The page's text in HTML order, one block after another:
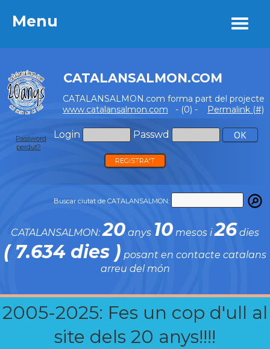
Menu
CATALANSALMON.COM
CATALANSALMON.com forma part del projecte
www.catalansalmon.com - (0) - Permalink (#)
Login Passwd
Password
perdut?
REGISTRA'T
Buscar ciutat de CATALANSALMON:
CATALANSALMON:20 anys 10 mesos i26 dies
( 7.634 dies ) posant en contacte catalans
arreu del món
2005-2025: Fes un cop d'ull al
site dels 20 anys!!!!
Menu